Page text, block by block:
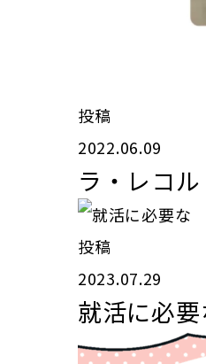
投稿
2022.06.09
ラ・レコ
投稿
2023.07.29
就活に必